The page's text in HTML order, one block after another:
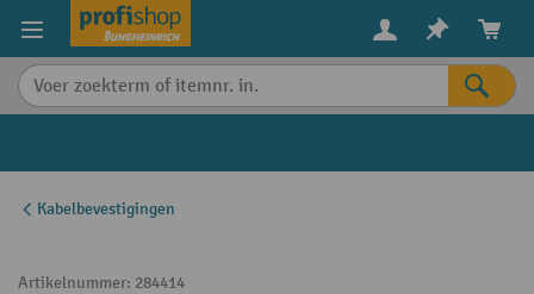
content
Kabelbevestigingen
Artikelnummer: 284414